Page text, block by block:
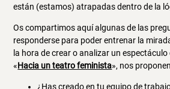
están (estamos) atrapadas dentro de la
Os compartimos aquí algunas de las
responderse para poder entrenar la
la hora de crear o analizar un espectáculo
«Hacia un teatro feminista», nos
¿Has creado en tu equipo de